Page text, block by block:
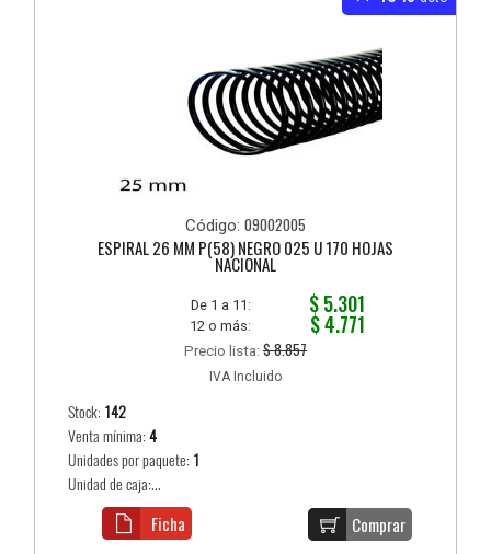
Código: 09002005
ESPIRAL 26 MM P(58) NEGRO 025 U 170 HOJAS
NACIONAL
De 1 a 11: $ 5.301
12 o más: $ 4.771
Precio lista: $ 8.857
IVA Incluido
Stock: 142
Venta mínima:4
Unidades por paquete: 1
Unidad de caja:...
Comprar
Ficha